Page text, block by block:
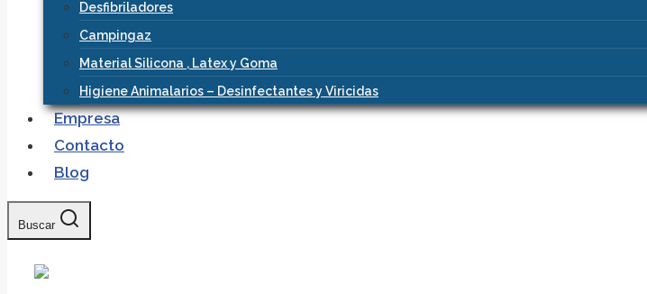
Desfibriladores
Campingaz
Material Silicona , Latex y Goma
Higiene Animalarios – Desinfectantes y Viricidas
Empresa
Contacto
Blog
Buscar